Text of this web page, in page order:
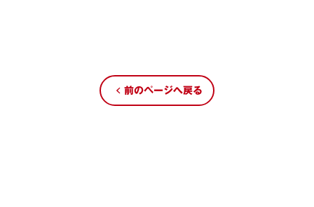
前のページへ戻る